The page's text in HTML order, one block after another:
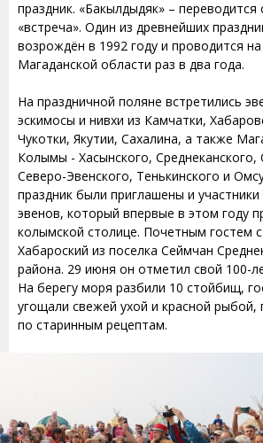
праздник. «Бакылдыдяк» – переводится
«встреча». Один из древнейших
возрождён в 1992 году и проводится
Магаданской области раз в два года.
На праздничной поляне встретились
эскимосы и нивхи из Камчатки,
Чукотки, Якутии, Сахалина, а также
Колымы - Хасынского, Среднеканского,
Северо-Эвенского, Тенькинского и
праздник были приглашены и участники
эвенов, который впервые в этом году
колымской столице. Почетным гостем
Хабароский из поселка Сеймчан
района. 29 июня он отметил свой 100-
На берегу моря разбили 10 стойбищ,
угощали свежей ухой и красной рыбой,
по старинным рецептам.